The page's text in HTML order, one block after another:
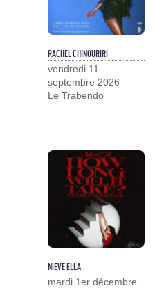
RACHEL CHINOURIRI
vendredi 11
septembre 2026
Le Trabendo
NIEVE ELLA
mardi 1er décembre